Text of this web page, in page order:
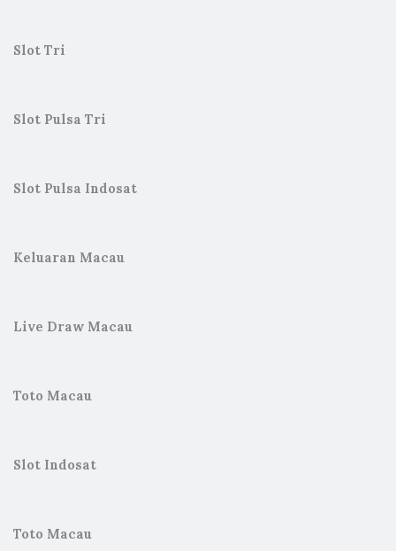
Slot Tri
Slot Pulsa Tri
Slot Pulsa Indosat
Keluaran Macau
Live Draw Macau
Toto Macau
Slot Indosat
Toto Macau